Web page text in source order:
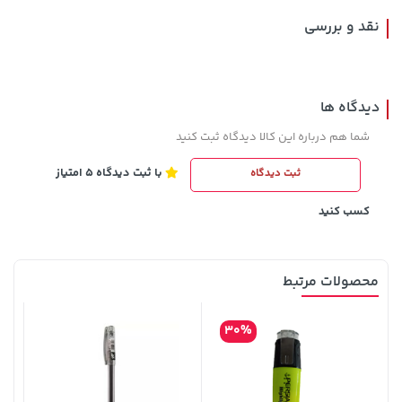
169,900 تومان خرید
1,143,000 تومان
نقد و بررسی
دیدگاه ها
شما هم درباره این کالا دیدگاه ثبت کنید
ثبت دیدگاه با ثبت دیدگاه 5 امتیاز
کسب کنید
محصولات مرتبط
30%